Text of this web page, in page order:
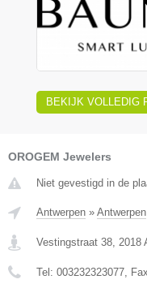
BEKIJK VOLLEDIG
OROGEM Jewelers
Niet gevestigd in de
Antwerpen » Antwerpen
Vestingstraat 38, 2018
Tel: 003232323077,